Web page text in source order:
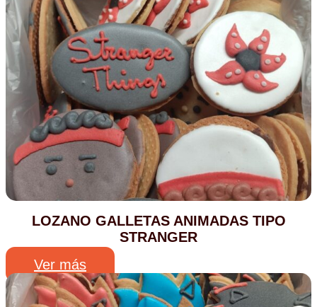
LOZANO GALLETAS ANIMADAS TIPO
STRANGER
Ver más